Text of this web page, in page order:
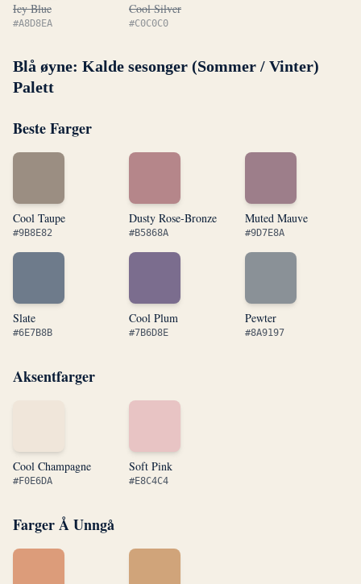
Icy Blue
#A8D8EA
Cool Silver
#C0C0C0
Blå øyne: Kalde sesonger (Sommer / Vinter)
Palett
Beste Farger
Cool Taupe
#9B8E82
Dusty Rose-Bronze
#B5868A
Muted Mauve
#9D7E8A
Slate
#6E7B8B
Cool Plum
#7B6D8E
Pewter
#8A9197
Aksentfarger
Cool Champagne
#F0E6DA
Soft Pink
#E8C4C4
Farger Å Unngå